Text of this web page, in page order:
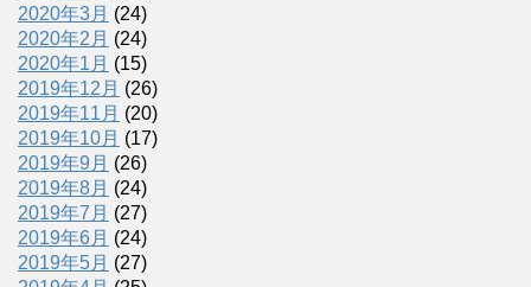
2020年3月 (24)
2020年2月 (24)
2020年1月 (15)
2019年12月 (26)
2019年11月 (20)
2019年10月 (17)
2019年9月 (26)
2019年8月 (24)
2019年7月 (27)
2019年6月 (24)
2019年5月 (27)